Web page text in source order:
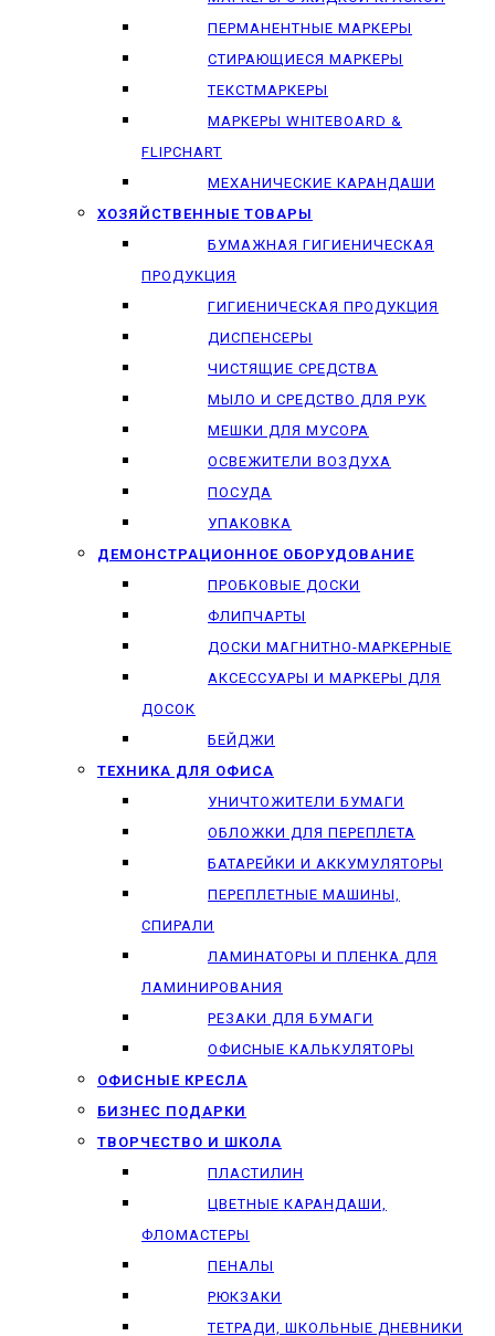
ПЕРМАНЕНТНЫЕ МАРКЕРЫ
СТИРАЮЩИЕСЯ МАРКЕРЫ
ТЕКСТМАРКЕРЫ
МАРКЕРЫ WHITEBOARD &
FLIPCHART
МЕХАНИЧЕСКИЕ КАРАНДАШИ
ХОЗЯЙСТВЕННЫЕ ТОВАРЫ
БУМАЖНАЯ ГИГИЕНИЧЕСКАЯ
ПРОДУКЦИЯ
ГИГИЕНИЧЕСКАЯ ПРОДУКЦИЯ
ДИСПЕНСЕРЫ
ЧИСТЯЩИЕ СРЕДСТВА
МЫЛО И СРЕДСТВО ДЛЯ РУК
МЕШКИ ДЛЯ МУСОРА
ОСВЕЖИТЕЛИ ВОЗДУХА
ПОСУДА
УПАКОВКА
ДЕМОНСТРАЦИОННОЕ ОБОРУДОВАНИЕ
ПРОБКОВЫЕ ДОСКИ
ФЛИПЧАРТЫ
ДОСКИ МАГНИТНО-МАРКЕРНЫЕ
АКСЕССУАРЫ И МАРКЕРЫ ДЛЯ
ДОСОК
БЕЙДЖИ
ТЕХНИКА ДЛЯ ОФИСА
УНИЧТОЖИТЕЛИ БУМАГИ
ОБЛОЖКИ ДЛЯ ПЕРЕПЛЕТА
БАТАРЕЙКИ И АККУМУЛЯТОРЫ
ПЕРЕПЛЕТНЫЕ МАШИНЫ,
СПИРАЛИ
ЛАМИНАТОРЫ И ПЛЕНКА ДЛЯ
ЛАМИНИРОВАНИЯ
РЕЗАКИ ДЛЯ БУМАГИ
ОФИСНЫЕ КАЛЬКУЛЯТОРЫ
ОФИСНЫЕ КРЕСЛА
БИЗНЕС ПОДАРКИ
ТВОРЧЕСТВО И ШКОЛА
ПЛАСТИЛИН
ЦВЕТНЫЕ КАРАНДАШИ,
ФЛОМАСТЕРЫ
ПЕНАЛЫ
РЮКЗАКИ
ТЕТРАДИ, ШКОЛЬНЫЕ ДНЕВНИКИ